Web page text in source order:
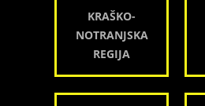
KRAŠKO-
NOTRANJSKA
REGIJA